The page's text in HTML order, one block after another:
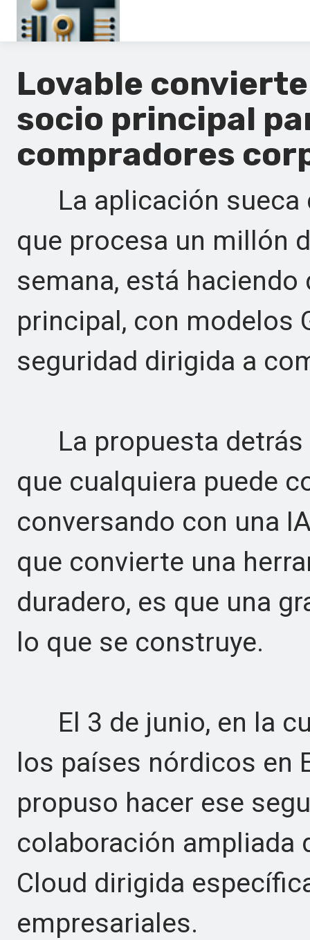
En
Es
Ru
Lovable
socio principal
compradores
La aplicación sueca
que procesa un millón
semana, está
principal, con modelos
seguridad dirigida a
La propuesta detrás
que cualquiera puede
conversando con una
que convierte una
duradero, es que una
lo que se construye.
El 3 de junio, en la
los países nórdicos en
propuso hacer ese
colaboración ampliada
Cloud dirigida
empresariales.